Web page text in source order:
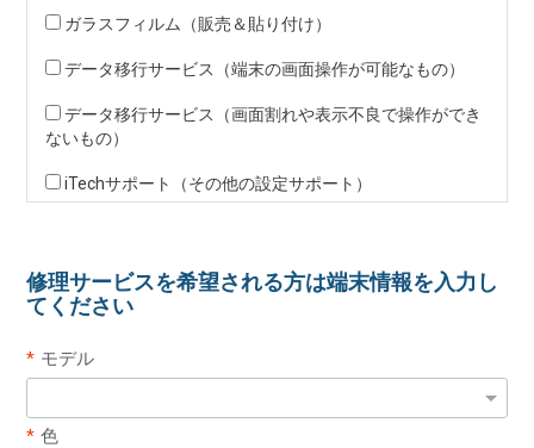
ガラスフィルム（販売＆貼り付け）
データ移行サービス（端末の画面操作が可能なもの）
データ移行サービス（画面割れや表示不良で操作ができ
ないもの）
iTechサポート（その他の設定サポート）
修理サービスを希望される方は端末情報を入力し
てください
モデル
色